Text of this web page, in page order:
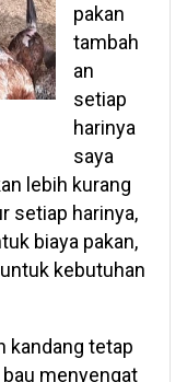
pakan
tambah
an
setiap
harinya
saya
lebih kurang
setiap harinya,
biaya pakan,
kebutuhan
kandang tetap
menyengat